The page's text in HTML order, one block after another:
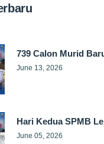
739 Calon Murid
June 13, 2026
Hari Kedua SPMB
June 05, 2026